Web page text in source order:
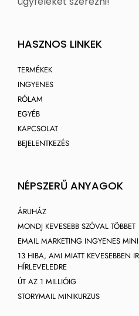
HASZNOS LINKEK
TERMÉKEK
INGYENES
RÓLAM
EGYÉB
KAPCSOLAT
BEJELENTKEZÉS
NÉPSZERŰ ANYAGOK
ÁRUHÁZ
MONDJ KEVESEBB SZÓVAL TÖBBET
EMAIL MARKETING INGYENES
13 HIBA, AMI MIATT KEVESEBBEN
HÍRLEVELEDRE
ÚT AZ 1 MILLIÓIG
STORYMAIL MINIKURZUS